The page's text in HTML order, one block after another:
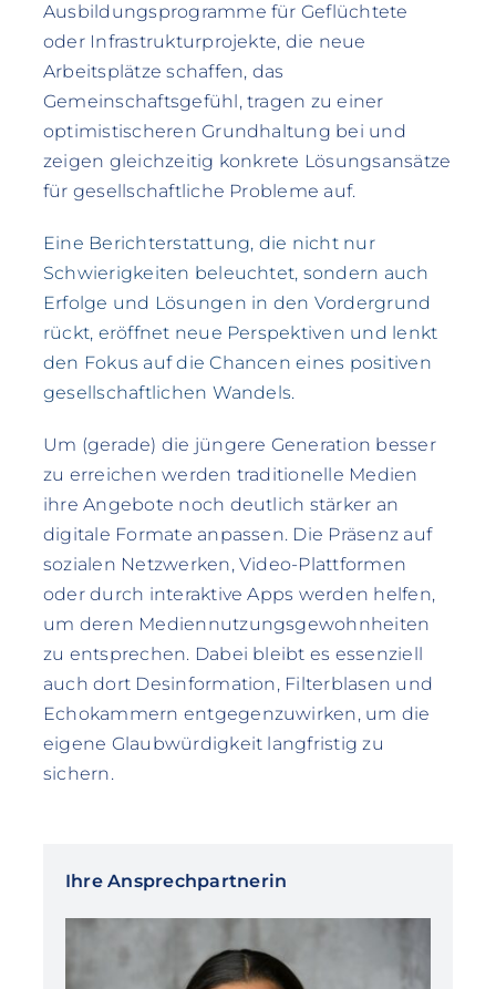
Ausbildungsprogramme für Geflüchtete
oder Infrastrukturprojekte, die neue
Arbeitsplätze schaffen, das
Gemeinschaftsgefühl, tragen zu einer
optimistischeren Grundhaltung bei und
zeigen gleichzeitig konkrete Lösungsansätze
für gesellschaftliche Probleme auf.
Eine Berichterstattung, die nicht nur
Schwierigkeiten beleuchtet, sondern auch
Erfolge und Lösungen in den Vordergrund
rückt, eröffnet neue Perspektiven und lenkt
den Fokus auf die Chancen eines positiven
gesellschaftlichen Wandels.
Um (gerade) die jüngere Generation besser
zu erreichen werden traditionelle Medien
ihre Angebote noch deutlich stärker an
digitale Formate anpassen. Die Präsenz auf
sozialen Netzwerken, Video-Plattformen
oder durch interaktive Apps werden helfen,
um deren Mediennutzungsgewohnheiten
zu entsprechen. Dabei bleibt es essenziell
auch dort Desinformation, Filterblasen und
Echokammern entgegenzuwirken, um die
eigene Glaubwürdigkeit langfristig zu
sichern.
Ihre Ansprechpartnerin